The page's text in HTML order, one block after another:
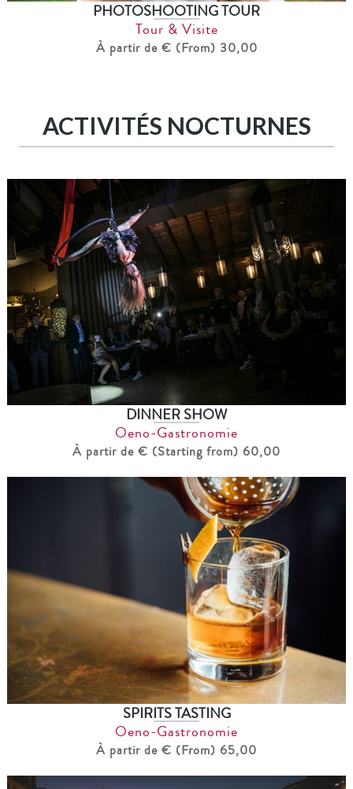
PHOTOSHOOTING TOUR
Tour & Visite
À partir de € (From) 30,00
ACTIVITÉS NOCTURNES
DINNER SHOW
Oeno-Gastronomie
À partir de € (Starting from) 60,00
SPIRITS TASTING
Oeno-Gastronomie
À partir de € (From) 65,00